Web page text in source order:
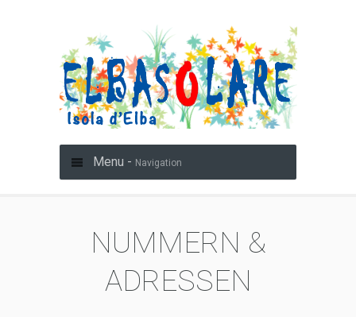
Menu - Navigation
NUMMERN &
ADRESSEN